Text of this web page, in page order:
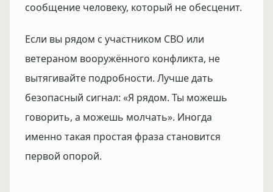
сообщение человеку, который не обесценит.
Если вы рядом с участником СВО или
ветераном вооружённого конфликта, не
вытягивайте подробности. Лучше дать
безопасный сигнал: «Я рядом. Ты можешь
говорить, а можешь молчать». Иногда
именно такая простая фраза становится
первой опорой.